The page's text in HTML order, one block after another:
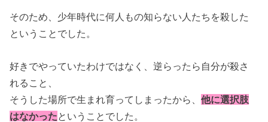
そのため、少年時代に何人もの知らない人たちを殺した
ということでした。
好きでやっていたわけではなく、逆らったら自分が殺さ
れること、
そうした場所で生まれ育ってしまったから、他に選択肢
はなかった ということでした。